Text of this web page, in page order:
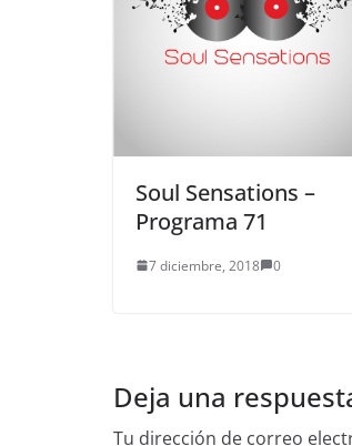
Soul Sensations –
Programa 71
7 diciembre, 2018 0
Deja una
Tu dirección de correo